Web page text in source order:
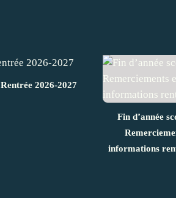
Rentrée 2026-2027
Fin d’année
informations